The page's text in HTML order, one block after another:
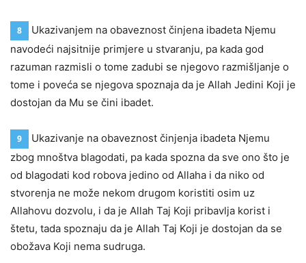
8
Ukazivanjem na obaveznost činjena ibadeta Njemu
navodeći najsitnije primjere u stvaranju, pa kada god
razuman razmisli o tome zadubi se njegovo razmišljanje o
tome i poveća se njegova spoznaja da je Allah Jedini Koji je
dostojan da Mu se čini ibadet.
9
Ukazivanje na obaveznost činjenja ibadeta Njemu
zbog mnoštva blagodati, pa kada spozna da sve ono što je
od blagodati kod robova jedino od Allaha i da niko od
stvorenja ne može nekom drugom koristiti osim uz
Allahovu dozvolu, i da je Allah Taj Koji pribavlja korist i
štetu, tada spoznaju da je Allah Taj Koji je dostojan da se
obožava Koji nema sudruga.